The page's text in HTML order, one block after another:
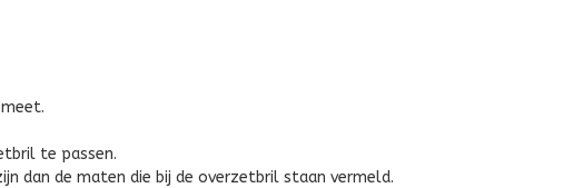
te passen.
dan de maten die bij de overzetbril staan vermeld.